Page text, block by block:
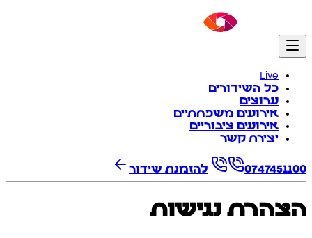
Live
כל השידורים
ערוצים
אירועים משפחתיים
אירועים ציבוריים
יצירת קשר
0747451100 להזמנת שידור
הצהרת נגישות